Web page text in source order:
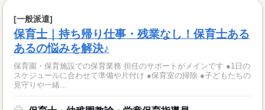
[一般派遣]
保育士｜持ち帰り仕事・残業なし！保育士ある
あるの悩みを解決♪
保育園・保育施設での保育業務 担任のサポートがメインです ●1日の
スケジュールに合わせて準備や片付け ●保育室の掃除 ●子どもたちの
見守りや一緒...